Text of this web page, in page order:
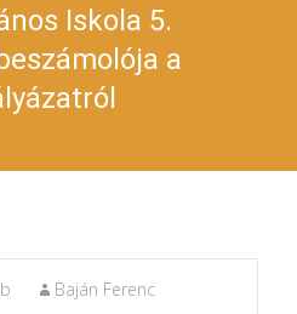
Iskola 5.
a
Baján Ferenc